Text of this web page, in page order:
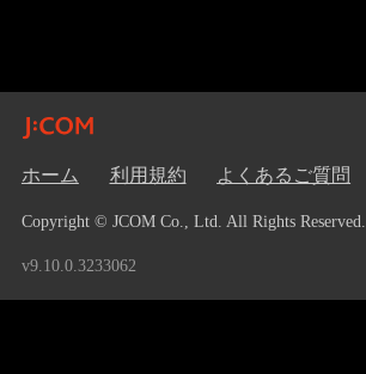
ホーム 利用規約 よくあるご質問
Copyright © JCOM Co., Ltd. All Rights Reserved.
v9.10.0.3233062